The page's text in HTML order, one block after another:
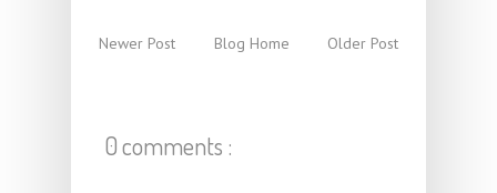
Newer Post Older Post
Blog Home
0 comments :